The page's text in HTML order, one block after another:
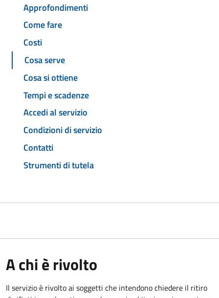
Approfondimenti
Come fare
Costi
Cosa serve
Cosa si ottiene
Tempi e scadenze
Accedi al servizio
Condizioni di servizio
Contatti
Strumenti di tutela
A chi è rivolto
Il servizio è rivolto ai soggetti che intendono chiedere il ritiro